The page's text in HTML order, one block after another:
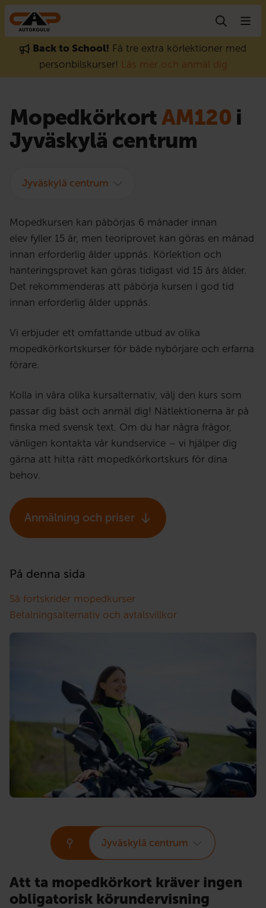
Gå till innehåll
Back to School! Få tre extra körlektioner med
personbilskurser! Läs mer och anmäl dig
MopedkörkortAM120 i
Jyväskylä centrum
Jyväskylä centrum
Mopedkursen kan påbörjas 6 månader innan
elev fyller 15 år, men teoriprovet kan göras en månad
innan erforderlig ålder uppnås. Körlektion och
hanteringsprovet kan göras tidigast vid 15 års ålder.
Det rekommenderas att påbörja kursen i god tid
innan erforderlig ålder uppnås.
Vi erbjuder ett omfattande utbud av olika
mopedkörkortskurser för både nybörjare och erfarna
förare.
Kolla in våra olika kursalternativ, välj den kurs som
passar dig bäst och anmäl dig! Nätlektionerna är på
finska med svensk text. Om du har några frågor,
vänligen kontakta vår kundservice – vi hjälper dig
gärna att hitta rätt mopedkörkortskurs för dina
behov.
Anmälning och priser
På denna sida
Så fortskrider mopedkurser
Betalningsalternativ och avtalsvillkor
Jyväskylä centrum
Att ta mopedkörkort kräver ingen
obligatorisk körundervisning